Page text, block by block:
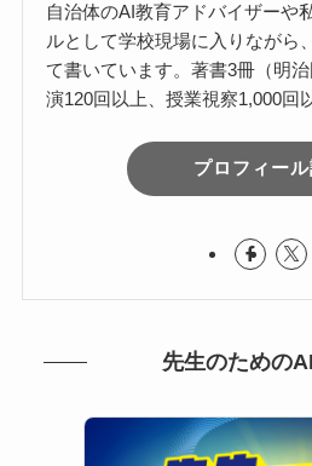
自治体のAI教育アドバイザーや
ルとして学校現場に入りながら
て書いています。著書3冊（明
演120回以上、授業視察1,000回
プロフィー
先生のための